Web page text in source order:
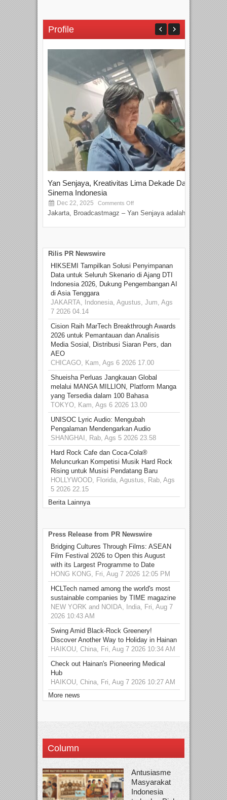
Profile
Yan Senjaya, Kreativitas Lima Dekade Dalam
Sinema Indonesia
Dec 22, 2025 Comments Off
Jakarta, Broadcastmagz – Yan Senjaya adalah...
Rilis PR Newswire
HIKSEMI Tampilkan Solusi Penyimpanan
Data untuk Seluruh Skenario di Ajang DTI
Indonesia 2026, Dukung Pengembangan AI
di Asia Tenggara
JAKARTA, Indonesia, Agustus, Jum, Ags
7 2026 04.14
Cision Raih MarTech Breakthrough Awards
2026 untuk Pemantauan dan Analisis
Media Sosial, Distribusi Siaran Pers, dan
AEO
CHICAGO, Kam, Ags 6 2026 17.00
Shueisha Perluas Jangkauan Global
melalui MANGA MILLION, Platform Manga
yang Tersedia dalam 100 Bahasa
TOKYO, Kam, Ags 6 2026 13.00
UNISOC Lyric Audio: Mengubah
Pengalaman Mendengarkan Audio
SHANGHAI, Rab, Ags 5 2026 23.58
Hard Rock Cafe dan Coca-Cola®
Meluncurkan Kompetisi Musik Hard Rock
Rising untuk Musisi Pendatang Baru
HOLLYWOOD, Florida, Agustus, Rab, Ags
5 2026 22.15
Berita Lainnya
Press Release from PR Newswire
Bridging Cultures Through Films: ASEAN
Film Festival 2026 to Open this August
with its Largest Programme to Date
HONG KONG, Fri, Aug 7 2026 12:05 PM
HCLTech named among the world's most
sustainable companies by TIME magazine
NEW YORK and NOIDA, India, Fri, Aug 7
2026 10:43 AM
Swing Amid Black‑Rock Greenery!
Discover Another Way to Holiday in Hainan
HAIKOU, China, Fri, Aug 7 2026 10:34 AM
Check out Hainan's Pioneering Medical
Hub
HAIKOU, China, Fri, Aug 7 2026 10:27 AM
More news
Column
Antusiasme
Masyarakat
Indonesia